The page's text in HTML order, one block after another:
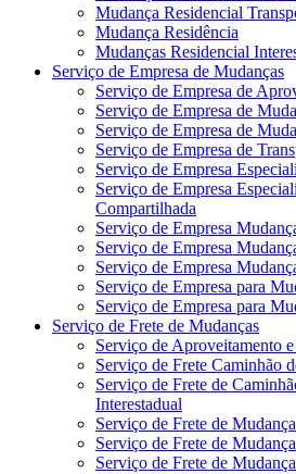
Mudança Residencial
Mudança Residência
Mudanças Residencial
Serviço de Empresa de Mudanças
Serviço de Empresa de
Serviço de Empresa de
Serviço de Empresa de
Serviço de Empresa de
Serviço de Empresa
Serviço de Empresa
Compartilhada
Serviço de Empresa
Serviço de Empresa
Serviço de Empresa
Serviço de Empresa para
Serviço de Empresa para
Serviço de Frete de Mudanças
Serviço de Aproveitamento
Serviço de Frete Caminhão
Serviço de Frete de
Interestadual
Serviço de Frete de Mudança
Serviço de Frete de
Serviço de Frete de